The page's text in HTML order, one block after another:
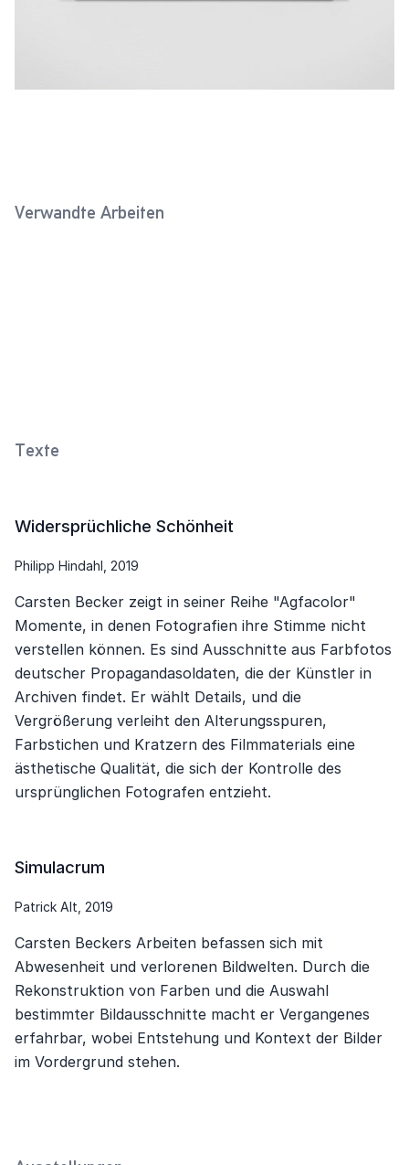
Verwandte Arbeiten
Texte
Widersprüchliche Schönheit
Philipp Hindahl, 2019
Carsten Becker zeigt in seiner Reihe "Agfacolor"
Momente, in denen Fotografien ihre Stimme nicht
verstellen können. Es sind Ausschnitte aus Farbfotos
deutscher Propagandasoldaten, die der Künstler in
Archiven findet. Er wählt Details, und die
Vergrößerung verleiht den Alterungsspuren,
Farbstichen und Kratzern des Filmmaterials eine
ästhetische Qualität, die sich der Kontrolle des
ursprünglichen Fotografen entzieht.
Simulacrum
Patrick Alt, 2019
Carsten Beckers Arbeiten befassen sich mit
Abwesenheit und verlorenen Bildwelten. Durch die
Rekonstruktion von Farben und die Auswahl
bestimmter Bildausschnitte macht er Vergangenes
erfahrbar, wobei Entstehung und Kontext der Bilder
im Vordergrund stehen.